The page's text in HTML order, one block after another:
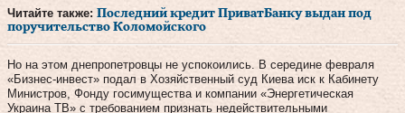
Читайте также: Последний кредит ПриватБанку выдан под
поручительство Коломойского
Но на этом днепропетровцы не успокоились. В середине февраля
«Бизнес-инвест» подал в Хозяйственный суд Киева иск к Кабинету
Министров, Фонду госимущества и компании «Энергетическая
Украина ТВ» с требованием признать недействительными